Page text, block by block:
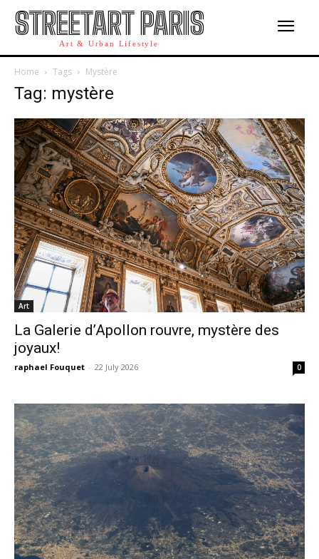
STREETART PARIS
Art & Urban Lifestyle
Home Tags Mystère
Tag: mystère
Art
La Galerie d’Apollon rouvre, mystère des
joyaux!
raphael Fouquet - 22 July 2026 0